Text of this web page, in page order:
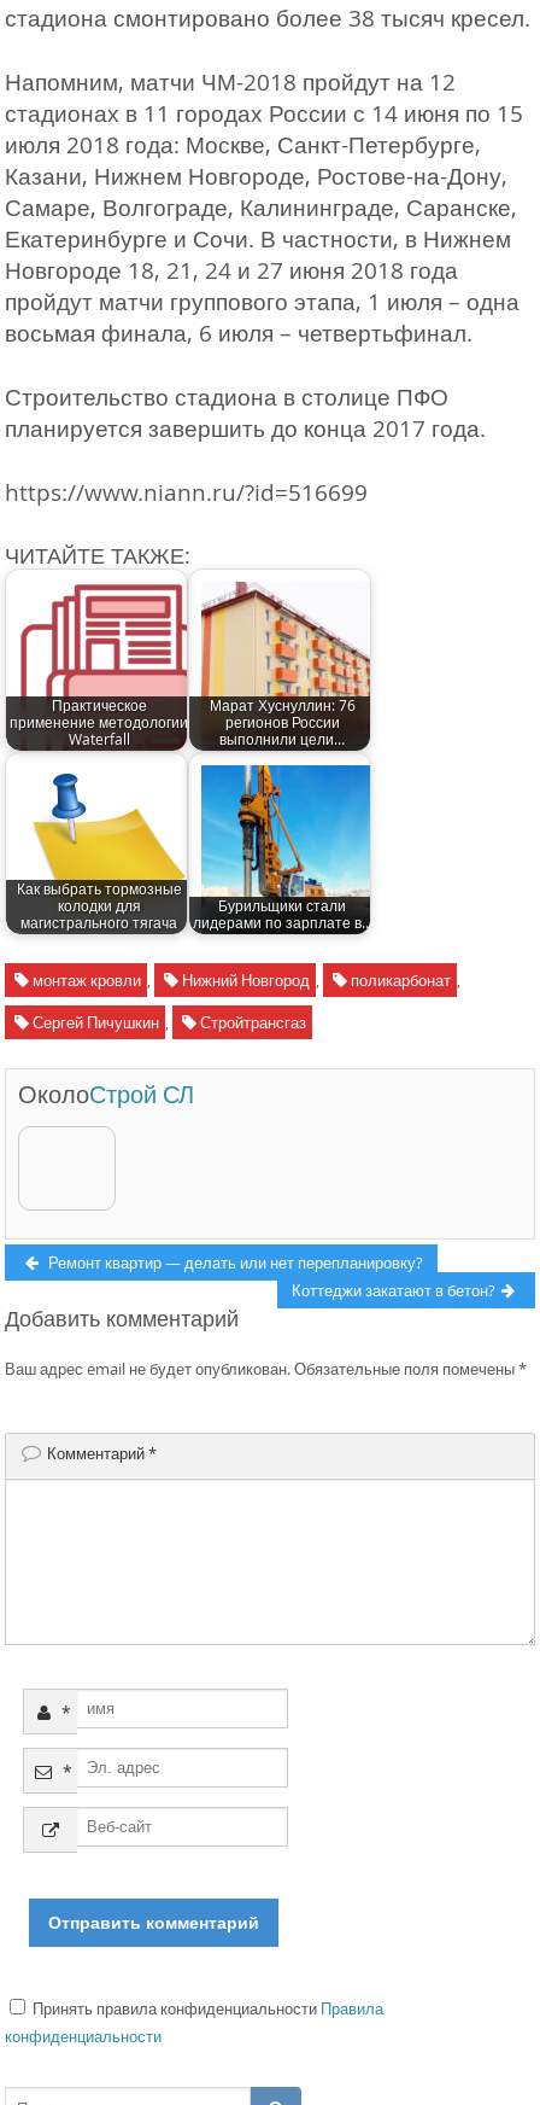
стадиона смонтировано более 38 тысяч кресел.
Напомним, матчи ЧМ-2018 пройдут на 12
стадионах в 11 городах России с 14 июня по 15
июля 2018 года: Москве, Санкт-Петербурге,
Казани, Нижнем Новгороде, Ростове-на-Дону,
Самаре, Волгограде, Калининграде, Саранске,
Екатеринбурге и Сочи. В частности, в Нижнем
Новгороде 18, 21, 24 и 27 июня 2018 года
пройдут матчи группового этапа, 1 июля – одна
восьмая финала, 6 июля – четвертьфинал.
Строительство стадиона в столице ПФО
планируется завершить до конца 2017 года.
https://www.niann.ru/?id=516699
ЧИТАЙТЕ ТАКЖЕ:
Практическое
применение методологии
Waterfall
Марат Хуснуллин: 76
регионов России
выполнили цели…
Как выбрать тормозные
колодки для
магистрального тягача
Бурильщики стали
лидерами по зарплате в…
монтаж кровли , Нижний Новгород , поликарбонат ,
Сергей Пичушкин , Стройтрансгаз
ОколоСтрой СЛ
Навигация
записям
Previous
Ремонт квартир — делать или нет перепланировку?
Next
Коттеджи закатают в бетон?
Добавить комментарий
Ваш адрес email не будет опубликован.Обязательные поля помечены*
Комментарий*
*
*
Принять правила конфиденциальности Правила
конфиденциальности